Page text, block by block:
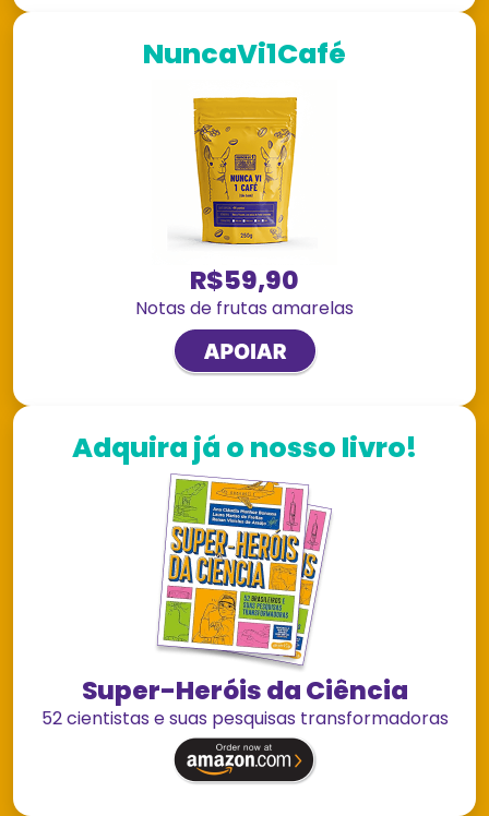
NuncaVi1Café
R$59,90
Notas de frutas amarelas
Adquira já o nosso livro!
Super-Heróis da Ciência
52 cientistas e suas pesquisas transformadoras